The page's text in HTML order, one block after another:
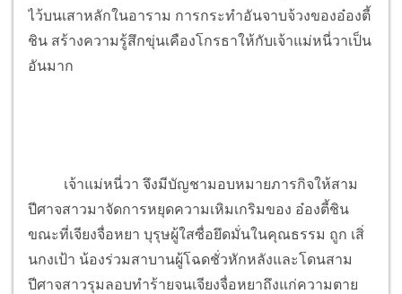
ไว้บนเสาหลักในอาราม การกระทำอันจาบจ้วงของอ๋องตี้
ชิน สร้างความรู้สึกขุ่นเคืองโกรธาให้กับเจ้าแม่หนี่วาเป็น
อันมาก
เจ้าแม่หนี่วา จึงมีบัญชามอบหมายภารกิจให้สาม
ปีศาจสาวมาจัดการหยุดความเหิมเกริมของ อ๋องตี้ชิน
ขณะที่เจียงจื่อหยา บุรุษผู้ใสซื่อยึดมั่นในคุณธรรม ถูก เสิ่
นกงเป้า น้องร่วมสาบานผู้โฉดชั่วหักหลังและโดนสาม
ปีศาจสาวรุมลอบทำร้ายจนเจียงจื่อหยาถึงแก่ความตาย